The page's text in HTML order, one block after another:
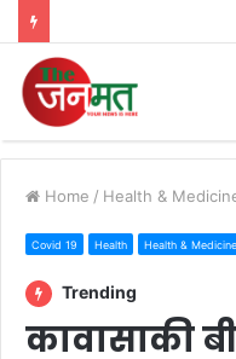
Home / Health &
Covid 19 Health Health & Medicine
Trending
कावासाकी